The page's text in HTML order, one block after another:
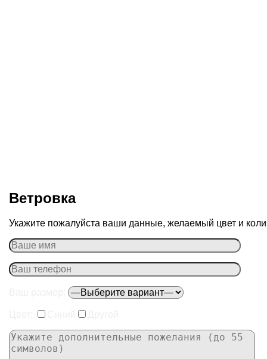
Ветровка
Укажите пожалуйста ваши данные, желаемый цвет и